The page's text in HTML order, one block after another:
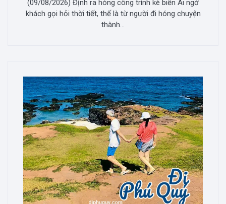
(09/08/2026) Định ra hóng công trình kè biển Ai ngờ
khách gọi hỏi thời tiết, thế là từ người đi hóng chuyện
thành...